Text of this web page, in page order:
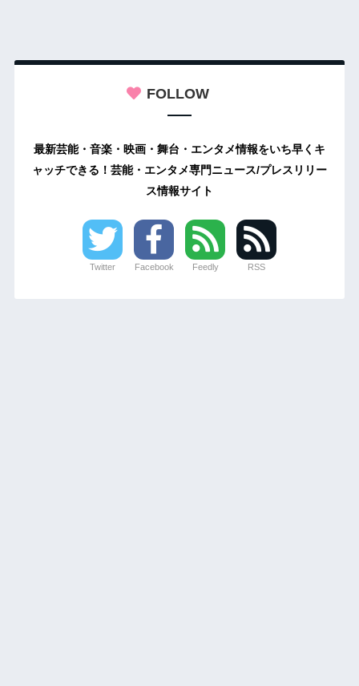
FOLLOW
最新芸能・音楽・映画・舞台・エンタメ情報をいち早くキ
ャッチできる！芸能・エンタメ専門ニュース/プレスリリー
ス情報サイト
Twitter Facebook Feedly RSS